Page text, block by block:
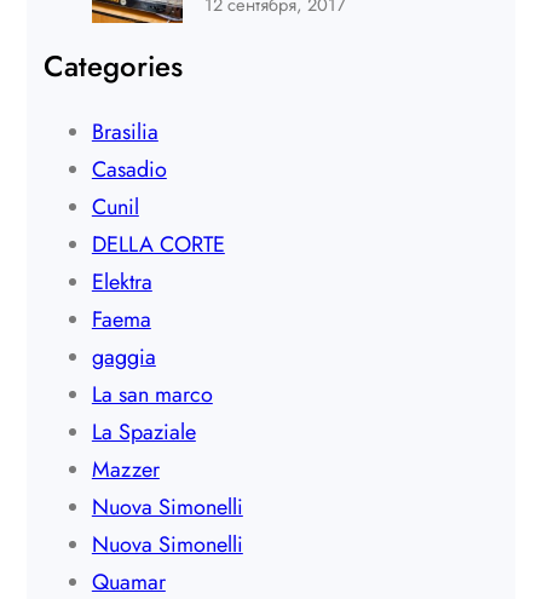
Categories
Brasilia
Casadio
Cunil
DELLA CORTE
Elektra
Faema
gaggia
La san marco
La Spaziale
Mazzer
Nuova Simonelli
Nuova Simonelli
Quamar